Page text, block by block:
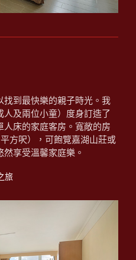
到最快樂的親子時光。我
及兩位小童）度身訂造了
床的家庭客房。寬敞的房
方呎），可飽覽嘉湖山莊或
享受溫馨家庭樂。​
旅